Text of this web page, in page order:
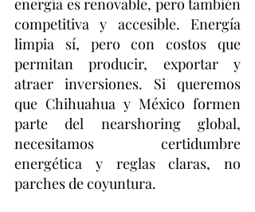
energía es renovable, pero también
competitiva y accesible. Energía
limpia sí, pero con costos que
permitan producir, exportar y
atraer inversiones. Si queremos
que Chihuahua y México formen
parte del nearshoring global,
necesitamos certidumbre
energética y reglas claras, no
parches de coyuntura.